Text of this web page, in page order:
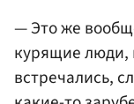
— Это же
курящие люди,
встречались,